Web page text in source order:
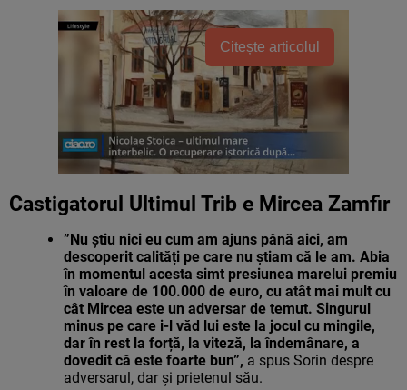
Citește articolul
Castigatorul Ultimul Trib e Mircea Zamfir
”Nu știu nici eu cum am ajuns până aici, am
descoperit calități pe care nu știam că le am. Abia
în momentul acesta simt presiunea marelui premiu
în valoare de 100.000 de euro, cu atât mai mult cu
cât Mircea este un adversar de temut. Singurul
minus pe care i-l văd lui este la jocul cu mingile,
dar în rest la forță, la viteză, la îndemânare, a
dovedit că este foarte bun”, a spus Sorin despre
adversarul, dar și prietenul său.